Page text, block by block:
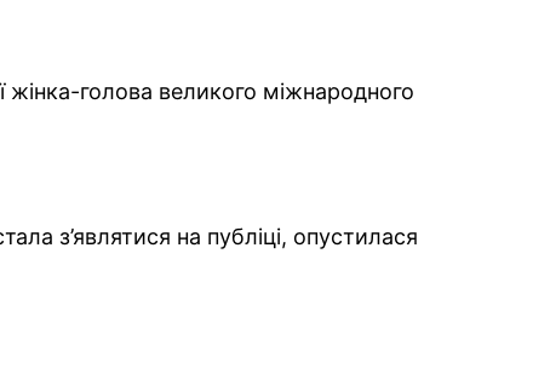
голова великого міжнародного
з’являтися на публіці, опустилася